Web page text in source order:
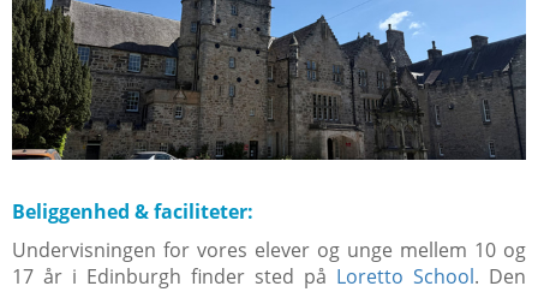
Beliggenhed & faciliteter:
Undervisningen for vores elever og unge mellem 10 og
17 år i Edinburgh finder sted på Loretto School. Den